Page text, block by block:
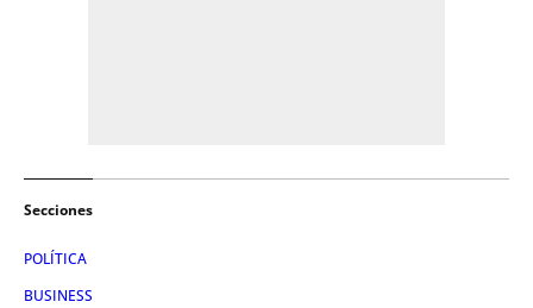
Secciones
POLÍTICA
BUSINESS